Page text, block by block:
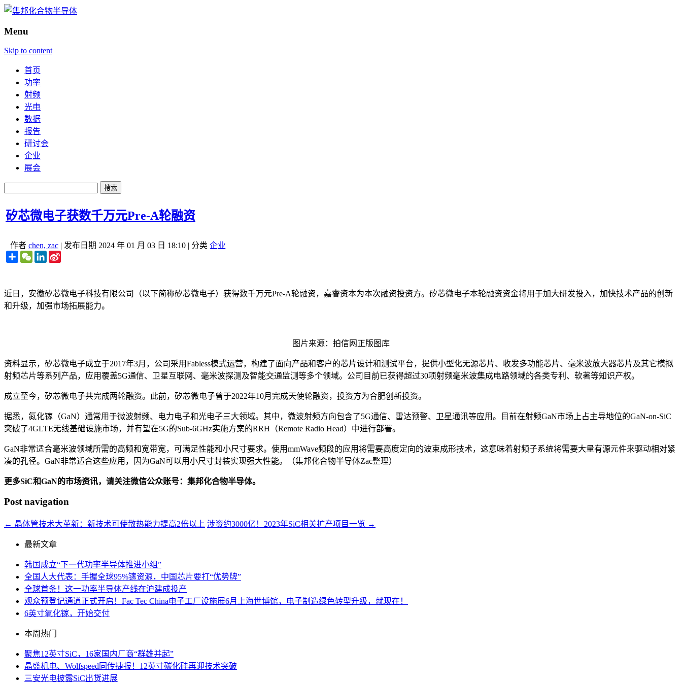
Menu
Skip to content
首页
功率
射频
光电
数据
报告
研讨会
企业
展会
矽芯微电子获数千万元Pre-A轮融资
作者 chen, zac | 发布日期 2024 年 01 月 03 日 18:10 | 分类 企业
ShareWeChatLinkedIn
近日，安徽矽芯微电子科技有限公司（以下简称矽芯微电子）获得数千万元Pre-A轮融资，嘉睿资本为本次融资投资方。矽芯微电子本轮融资资金将用于加大研发投入，加快技术产品的创新
和升级，加强市场拓展能力。
图片来源：拍信网正版图库
资料显示，矽芯微电子成立于2017年3月，公司采用Fabless模式运营，构建了面向产品和客户的芯片设计和测试平台，提供小型化无源芯片、收发多功能芯片、毫米波放大器芯片及其它模拟
射频芯片等系列产品，应用覆盖5G通信、卫星互联网、毫米波探测及智能交通监测等多个领域。公司目前已获得超过30项射频毫米波集成电路领域的各类专利、软著等知识产权。
成立至今，矽芯微电子共完成两轮融资。此前，矽芯微电子曾于2022年10月完成天使轮融资，投资方为合肥创新投资。
据悉，氮化镓（GaN）通常用于微波射频、电力电子和光电子三大领域。其中，微波射频方向包含了5G通信、雷达预警、卫星通讯等应用。目前在射频GaN市场上占主导地位的GaN-on-SiC
突破了4GLTE无线基础设施市场，并有望在5G的Sub-6GHz实施方案的RRH（Remote Radio Head）中进行部署。
GaN非常适合毫米波领域所需的高频和宽带宽，可满足性能和小尺寸要求。使用mmWave频段的应用将需要高度定向的波束成形技术，这意味着射频子系统将需要大量有源元件来驱动相对紧
凑的孔径。GaN非常适合这些应用，因为GaN可以用小尺寸封装实现强大性能。（集邦化合物半导体Zac整理）
更多SiC和GaN的市场资讯，请关注微信公众账号：集邦化合物半导体。
Post navigation
← 晶体管技术大革新：新技术可使散热能力提高2倍以上 涉资约3000亿！2023年SiC相关扩产项目一览 →
最新文章
韩国成立“下一代功率半导体推进小组”
全国人大代表：手握全球95%镓资源，中国芯片要打“优势牌”
全球首条！这一功率半导体产线在沪建成投产
观众预登记通道正式开启！Fac Tec China电子工厂设施展6月上海世博馆，电子制造绿色转型升级，就现在！
6英寸氧化镓，开始交付
本周热门
聚焦12英寸SiC，16家国内厂商“群雄并起”
晶盛机电、Wolfspeed同传捷报！12英寸碳化硅再迎技术突破
三安光电披露SiC出货进展